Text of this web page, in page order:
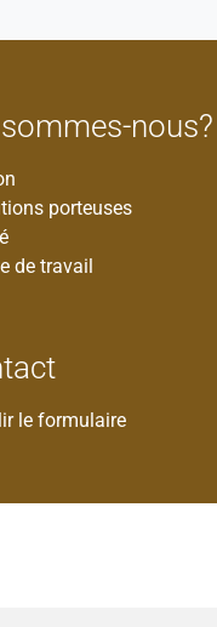
nous?
porteuses
de travail
le formulaire